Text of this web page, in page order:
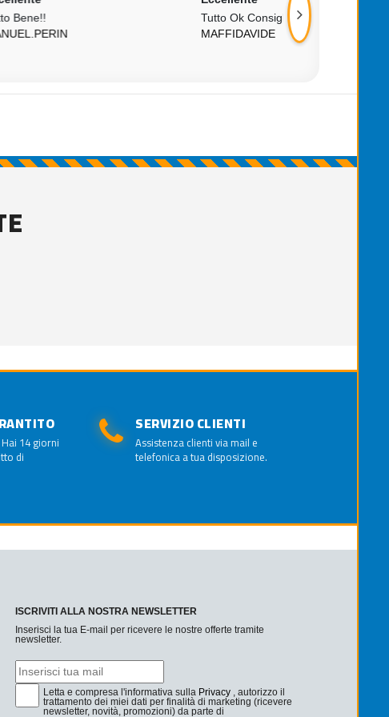
Corretto,
Consiglio!!!
14 giorni
di
SERVIZIO CLIENTI
Assistenza clienti via mail e
telefonica a tua disposizione.
ISCRIVITI ALLA NOSTRA NEWSLETTER
Inserisci la tua E-mail per ricevere le nostre offerte tramite
newsletter.
Letta e compresa l'informativa sulla Privacy , autorizzo il
trattamento dei miei dati per finalità di marketing (ricevere
newsletter, novità, promozioni) da parte di